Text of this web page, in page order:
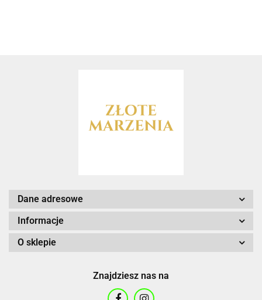
Dane adresowe
Informacje
O sklepie
Znajdziesz nas na